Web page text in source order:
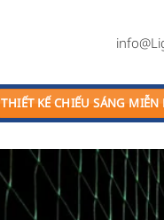
THIẾT KẾ CHIẾU SÁNG MIỄN